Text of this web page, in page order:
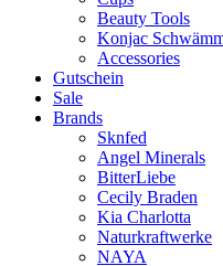
Beauty Tools
Konjac
Accessories
Gutschein
Sale
Brands
Sknfed
Angel Minerals
BitterLiebe
Cecily Braden
Kia Charlotta
Naturkraftwerke
NAYA